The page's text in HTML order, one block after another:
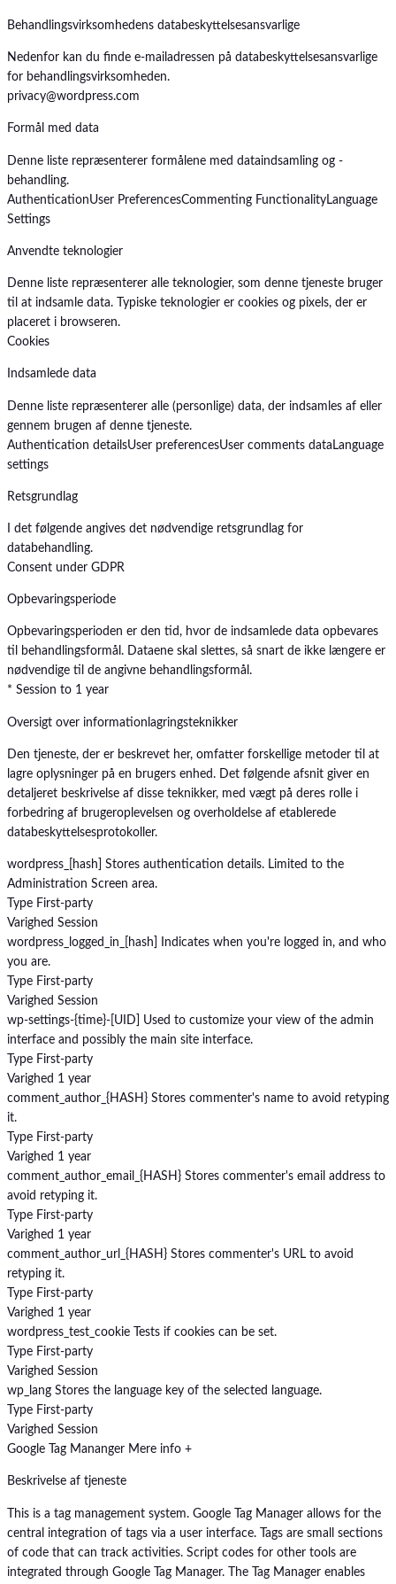
Behandlingsvirksomhedens databeskyttelsesansvarlige
Nedenfor kan du finde e-mailadressen på databeskyttelsesansvarlige
for behandlingsvirksomheden.
privacy@wordpress.com
Formål med data
Denne liste repræsenterer formålene med dataindsamling og -
behandling.
AuthenticationUser PreferencesCommenting Functionality Language
Settings
Anvendte teknologier
Denne liste repræsenterer alle teknologier, som denne tjeneste bruger
til at indsamle data. Typiske teknologier er cookies og pixels, der er
placeret i browseren.
Cookies
Indsamlede data
Denne liste repræsenterer alle (personlige) data, der indsamles af eller
gennem brugen af denne tjeneste.
Authentication detailsUser preferencesUser comments data Language
settings
Retsgrundlag
I det følgende angives det nødvendige retsgrundlag for
databehandling.
Consent under GDPR
Opbevaringsperiode
Opbevaringsperioden er den tid, hvor de indsamlede data opbevares
til behandlingsformål. Dataene skal slettes, så snart de ikke længere er
nødvendige til de angivne behandlingsformål.
* Session to 1 year
Oversigt over informationlagringsteknikker
Den tjeneste, der er beskrevet her, omfatter forskellige metoder til at
lagre oplysninger på en brugers enhed. Det følgende afsnit giver en
detaljeret beskrivelse af disse teknikker, med vægt på deres rolle i
forbedring af brugeroplevelsen og overholdelse af etablerede
databeskyttelsesprotokoller.
wordpress_[hash]
Stores authentication details. Limited to the
Administration Screen area.
Type First-party
Varighed Session
wordpress_logged_in_[hash]
Indicates when you're logged in, and who
you are.
Type First-party
Varighed Session
wp-settings-{time}-[UID]
Used to customize your view of the admin
interface and possibly the main site interface.
Type First-party
Varighed 1 year
comment_author_{HASH} Stores commenter's name to avoid retyping
it.
Type First-party
Varighed 1 year
comment_author_email_{HASH} Stores commenter's email address to
avoid retyping it.
Type First-party
Varighed 1 year
comment_author_url_{HASH} Stores commenter's URL to avoid
retyping it.
Type First-party
Varighed 1 year
wordpress_test_cookie
Tests if cookies can be set.
Type First-party
Varighed Session
wp_lang Stores the language key of the selected language.
Type First-party
Varighed Session
Google Tag Mananger Mere info +
Beskrivelse af tjeneste
This is a tag management system. Google Tag Manager allows for the
central integration of tags via a user interface. Tags are small sections
of code that can track activities. Script codes for other tools are
integrated through Google Tag Manager. The Tag Manager enables